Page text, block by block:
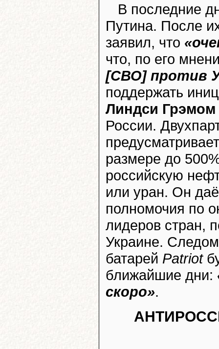
В последние
Путина. После
заявил, что
что, по его
[СВО] против
поддержать
Линдси Грэмом
России.
размере до
российскую
или уран. Он
полномочия по
лидеров стран,
Украине.
батарей Patriot
ближайшие дни:
скоро».